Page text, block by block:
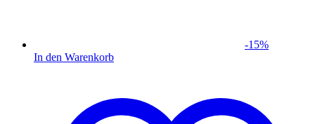
-15%
In den Warenkorb